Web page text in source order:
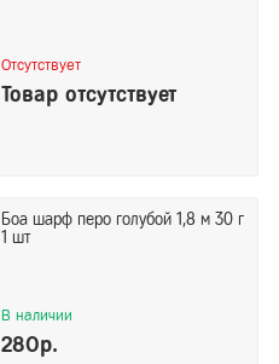
Отсутствует
Товар отсутствует
Боа шарф перо голубой 1,8 м 30 г
1 шт
В наличии
280р.